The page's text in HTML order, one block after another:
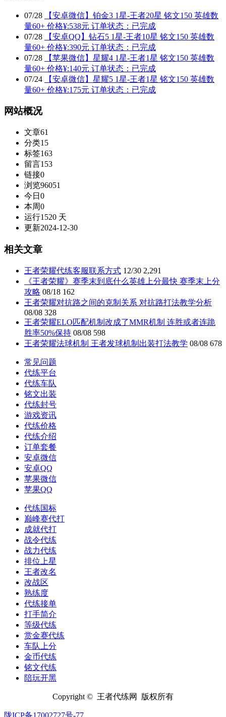
07/28
【安卓微信】铂金3 1星-王者20星 铭文150 英雄数
量60+ 价格¥:538元 订单状态：已完成
07/28
【安卓QQ】钻石5 1星-王者10星 铭文150 英雄数
量60+ 价格¥:390元 订单状态：已完成
07/28
【苹果微信】星耀4 1星-王者1星 铭文150 英雄数
量60+ 价格¥:140元 订单状态：已完成
07/24
【安卓微信】星耀5 1星-王者1星 铭文150 英雄数
量60+ 价格¥:175元 订单状态：已完成
网站概况
文章61
分类15
标签163
留言153
链接0
浏览96051
今日 0
本周0
运行1520 天
更新2024-12-30
相关文章
王者荣耀代练客服联系方式 12/30 2,291
《王者荣耀》赛季末到底什么英雄上分最快 赛季末上分
攻略 08/18 162
王者荣耀对抗路之间的克制关系 对抗路打法教学分析
08/08 328
王者荣耀ELO匹配机制改成了MMR机制 连胜或者连跪
胜率50%保持 08/08 598
王者荣耀法球机制 王者发球机制出装打法教学 08/08 678
常见问题
代练平台
代练车队
铭文出装
代练封号
游戏资讯
代练价格
代练介绍
订单套餐
安卓微信
安卓QQ
苹果微信
苹果QQ
代练国标
巅峰赛代打
成就代打
战令代练
战力代练
排位上星
王者改名
改战区
熟练度
代练接单
打手简介
等级代练
赏金赛代练
车队上分
金币代练
铭文代练
陪玩开黑
Copyright © 王者代练网 版权所有
陇ICP备17002727号-77